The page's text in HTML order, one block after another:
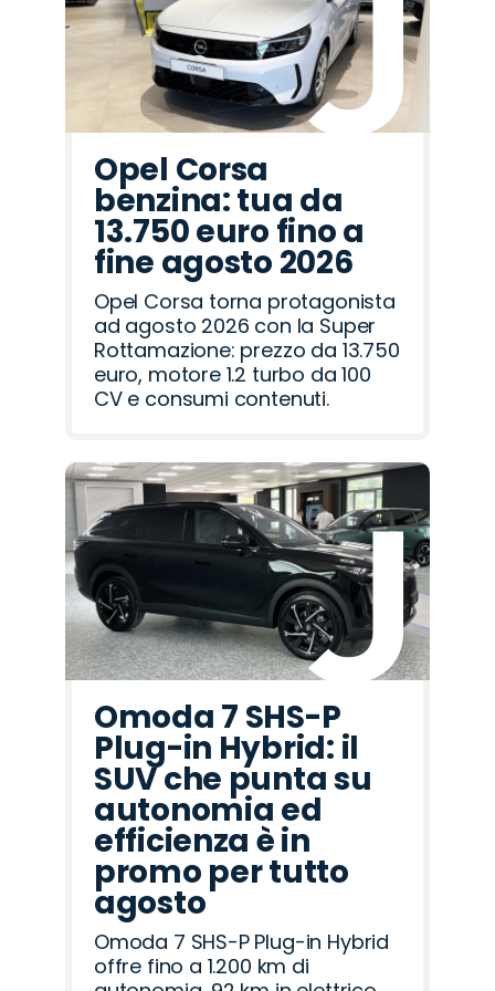
Opel Corsa
benzina: tua da
13.750 euro fino a
fine agosto 2026
Opel Corsa torna protagonista
ad agosto 2026 con la Super
Rottamazione: prezzo da 13.750
euro, motore 1.2 turbo da 100
CV e consumi contenuti.
Omoda 7 SHS-P
Plug-in Hybrid: il
SUV che punta su
autonomia ed
efficienza è in
promo per tutto
agosto
Omoda 7 SHS-P Plug-in Hybrid
offre fino a 1.200 km di